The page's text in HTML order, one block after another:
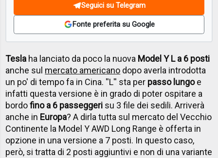
Seguici su Telegram
Fonte preferita su Google
Tesla ha lanciato da poco la nuova Model Y L a 6 posti
anche sul mercato americano dopo averla introdotta
un po' di tempo fa in Cina. ''L'' sta per passo lungoe
infatti questa versione è in grado di poter ospitare a
bordofino a 6 passeggeri su 3 file dei sedili. Arriverà
anche in Europa? A dirla tutta sul mercato del Vecchio
Continente la Model Y AWD Long Range è offerta in
opzione in una versione a 7 posti. In questo caso,
però, si tratta di 2 posti aggiuntivi e non di una variante